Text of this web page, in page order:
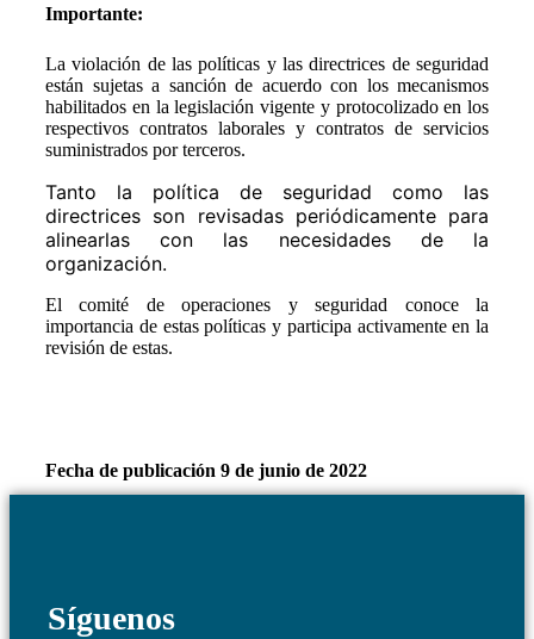
Importante:
La violación de las políticas y las directrices de seguridad
están sujetas a sanción de acuerdo con los mecanismos
habilitados en la legislación vigente y protocolizado en los
respectivos contratos laborales y contratos de servicios
suministrados por terceros.
Tanto la política de seguridad como las
directrices son revisadas periódicamente para
alinearlas con las necesidades de la
organización.
El comité de operaciones y seguridad conoce la
importancia de estas políticas y participa activamente en la
revisión de estas.
Fecha de publicación 9 de junio de 2022
Síguenos